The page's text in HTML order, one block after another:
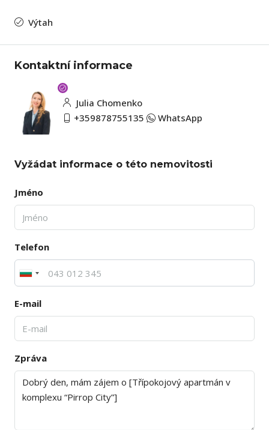
Výtah
Kontaktní informace
Julia Chomenko
+359878755135
WhatsApp
Vyžádat informace o této nemovitosti
Jméno
Telefon
E-mail
Zpráva